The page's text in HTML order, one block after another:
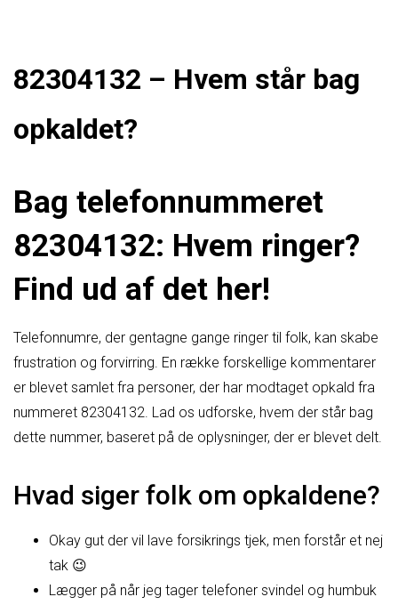
82304132 – Hvem står bag
opkaldet?
Bag telefonnummeret
82304132: Hvem ringer?
Find ud af det her!
Telefonnumre, der gentagne gange ringer til folk, kan skabe
frustration og forvirring. En række forskellige kommentarer
er blevet samlet fra personer, der har modtaget opkald fra
nummeret 82304132. Lad os udforske, hvem der står bag
dette nummer, baseret på de oplysninger, der er blevet delt.
Hvad siger folk om opkaldene?
Okay gut der vil lave forsikrings tjek, men forstår et nej
tak 😉
Lægger på når jeg tager telefoner svindel og humbuk